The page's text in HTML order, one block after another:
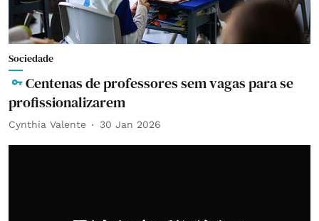
Sociedade
Centenas de professores sem vagas para se
profissionalizarem
Cynthia Valente 30 Jan 2026